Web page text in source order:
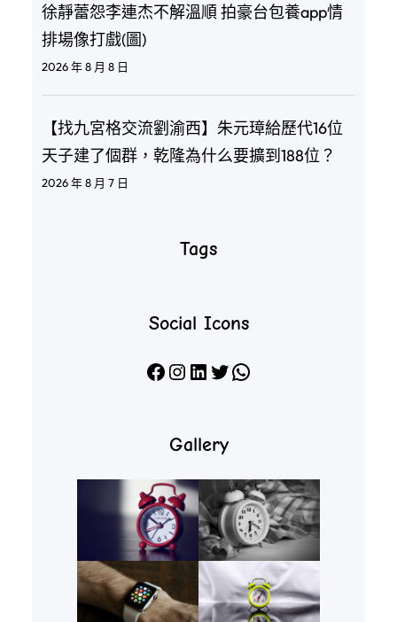
徐靜蕾怨李連杰不解溫順 拍豪台包養app情
排場像打戲(圖)
2026 年 8 月 8 日
【找九宮格交流劉渝西】朱元璋給歷代16位
天子建了個群，乾隆為什么要擴到188位？
2026 年 8 月 7 日
Tags
Social Icons
Facebook Instagram LinkedIn X WhatsApp
Gallery